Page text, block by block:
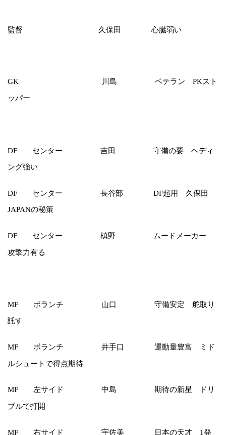
監督 久保田 心臓弱い
GK 川島 ベテラン PKスト
ッパー
DF センター 吉田 守備の要 ヘディ
ング強い
DF センター 長谷部 DF起用 久保田
JAPANの秘策
DF センター 槙野 ムードメーカー
攻撃力有る
MF ボランチ 山口 守備安定 舵取り
託す
MF ボランチ 井手口 運動量豊富 ミド
ルシュートで得点期待
MF 左サイド 中島 期待の新星 ドリ
ブルで打開
MF 右サイド 宇佐美 日本の天才 1発